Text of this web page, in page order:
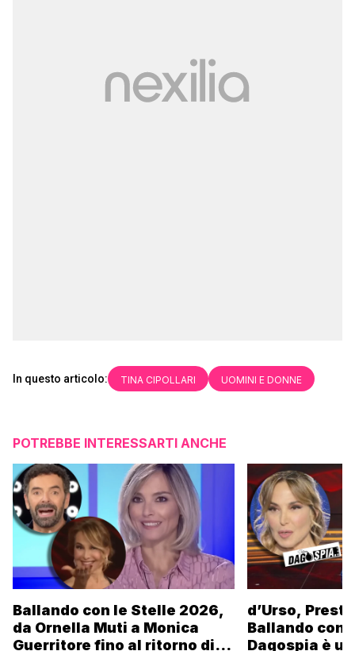
In questo articolo: TINA CIPOLLARI UOMINI E DONNE
POTREBBE INTERESSARTI ANCHE
Ballando con le Stelle 2026,
da Ornella Muti a Monica
Guerritore fino al ritorno di
d’Urso,
Ballando con
Dagospia è